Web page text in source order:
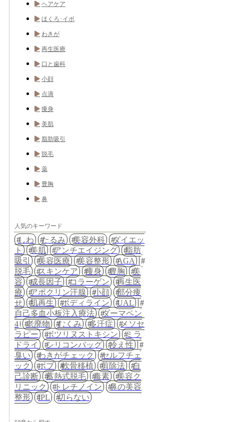
ヘアケア
ほくろ･イボ
わきが
再生医療
口と歯科
小顔
点滴
痩身
美肌
脂肪吸引
脱毛
薬
豊胸
鼻
人気のキーワード
しわ たるみ 美容外科
ダイエッ
ト
美肌 アンチエイジング
脂肪
吸引
美容医療 美容整形
AGA
脱毛
スキンケア 痩身 豊胸
美
容
成長因子 コラーゲン
再生医
療
アポクリン汗腺 小顔
部分痩
せ
肌再生 ボディライン
UAL
自己多血小板注入療法
ダーマペン
4
老廃物 むくみ 多汗症
メソセ
ラピー
ボツリヌストキシン
ミラ
ドライ
シリコンバッグ
冷え性
臭い
わきがチェック
セルフチェ
ック
ボブ 軟骨移植 剪除法
自
己診断
蓄熱式脱毛 毒素
美容ク
リニック
トレチノイン
鼻の美容
整形
IPL 切らない